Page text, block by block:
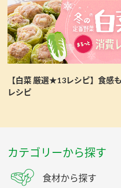
【白菜 厳選★13レシピ】食感
レシピ
カテゴリーから探す
食材から探す